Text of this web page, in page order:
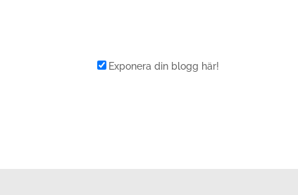
Exponera din blogg här!